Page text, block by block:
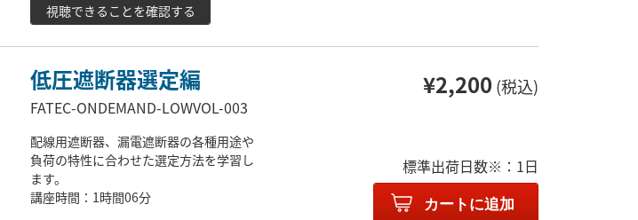
視聴できることを確認する
低圧遮断器選定編
FATEC-ONDEMAND-LOWVOL-003
配線用遮断器、漏電遮断器の各種用途や
負荷の特性に合わせた選定方法を学習し
ます。
講座時間：1時間06分
¥2,200 (税込)
標準出荷日数※：1日
カートに追加